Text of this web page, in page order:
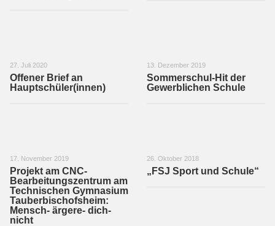
27. Juli 2020
Offener Brief an
Hauptschüler(innen)
13. Dezember 2019
Sommerschul-Hit der
Gewerblichen Schule
17. November 2019
Projekt am CNC-
Bearbeitungszentrum am
Technischen Gymnasium
Tauberbischofsheim:
Mensch- ärgere- dich-
nicht
26. Oktober 2018
„FSJ Sport und Schule“